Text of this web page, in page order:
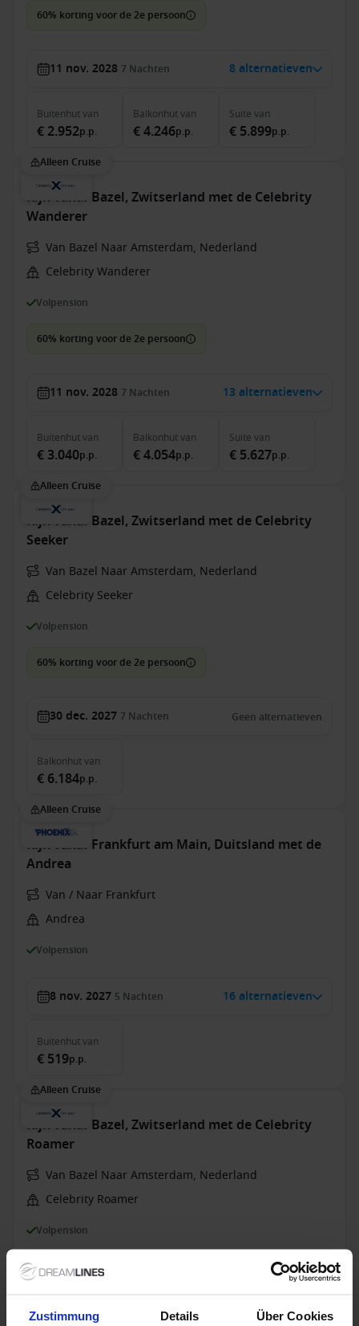
Zustimmung Details Über Cookies
60% korting voor de 2e persoon
11 nov. 2028 7 Nachten 8 alternatieven
Buitenhutvan
€ 2.952p.p.
Balkonhutvan
€ 4.246p.p.
Suite van
€ 5.899p.p.
Alleen Cruise
Rijn vanaf Bazel, Zwitserland met de Celebrity
Wanderer
Van Bazel Naar Amsterdam, Nederland
Celebrity Wanderer
Volpension
60% korting voor de 2e persoon
11 nov. 2028 7 Nachten 13 alternatieven
Buitenhutvan
€ 3.040p.p.
Balkonhutvan
€ 4.054p.p.
Suite van
€ 5.627p.p.
Alleen Cruise
Rijn vanaf Bazel, Zwitserland met de Celebrity
Seeker
Van Bazel Naar Amsterdam, Nederland
Celebrity Seeker
Volpension
60% korting voor de 2e persoon
30 dec. 2027 7 Nachten Geen alternatieven
Balkonhutvan
€ 6.184p.p.
Alleen Cruise
Rijn vanaf Frankfurt am Main, Duitsland met de
Andrea
Van / Naar Frankfurt
Andrea
Volpension
8 nov. 2027 5 Nachten 16 alternatieven
Buitenhutvan
€ 519p.p.
Alleen Cruise
Rijn vanaf Bazel, Zwitserland met de Celebrity
Roamer
Van Bazel Naar Amsterdam, Nederland
Celebrity Roamer
Volpension
60% korting voor de 2e persoon
30 dec. 2028 Nachten Geen alternatieven